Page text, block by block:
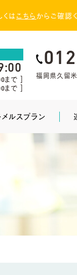
は こちら からご確認
メルスプラン
まで ]
まで ]
福岡県久留